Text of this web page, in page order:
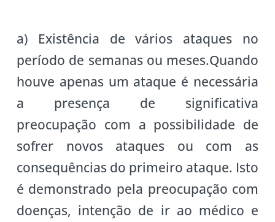
a) Existência de vários ataques no
período de semanas ou meses.Quando
houve apenas um ataque é necessária
a presença de significativa
preocupação com a possibilidade de
sofrer novos ataques ou com as
consequências do primeiro ataque. Isto
é demonstrado pela preocupação com
doenças, intenção de ir ao médico e